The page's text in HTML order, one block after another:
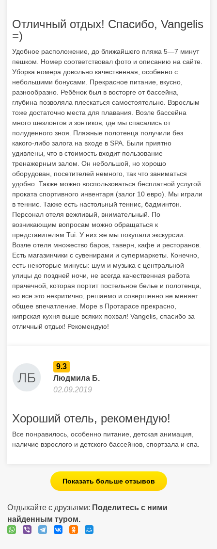
Отличный отдых! Спасибо, Vangelis
=)
Удобное расположение, до ближайшего пляжа 5—7 минут
пешком. Номер соответствовал фото и описанию на сайте.
Уборка номера довольно качественная, особенно с
небольшими бонусами. Прекрасное питание, вкусно,
разнообразно. Ребёнок был в восторге от бассейна,
глубина позволяла плескаться самостоятельно. Взрослым
тоже достаточно места для плавания. Возле бассейна
много шезлонгов и зонтиков, где мы спасались от
полуденного зноя. Пляжные полотенца получили без
какого-либо залога на входе в SPA. Были приятно
удивлены, что в стоимость входит пользование
тренажерным залом. Он небольшой, но хорошо
оборудован, посетителей немного, так что заниматься
удобно. Также можно воспользоваться бесплатной услугой
проката спортивного инвентаря (залог 10 евро). Мы играли
в теннис. Также есть настольный теннис, бадминтон.
Персонал отеля вежливый, внимательный. По
возникающим вопросам можно обращаться к
представителям Tui. У них же мы покупали экскурсии.
Возле отеля множество баров, таверн, кафе и ресторанов.
Есть магазинчики с сувенирами и супермаркеты. Конечно,
есть некоторые минусы: шум и музыка с центральной
улицы до поздней ночи, не всегда качественная работа
прачечной, которая портит постельное белье и полотенца,
но все это некритично, решаемо и совершенно не меняет
общее впечатление. Море в Протарасе прекрасно,
кипрская кухня выше всяких похвал! Vangelis, спасибо за
отличный отдых! Рекомендую!
9.3
Людмила Б.
02.09.2019
Хороший отель, рекомендую!
Все понравилось, особенно питание, детская анимация,
наличие взрослого и детского бассейнов, спортзала и спа.
Показать больше отзывов
Отдыхайте с друзьями: Поделитесь с ними
найденным туром.